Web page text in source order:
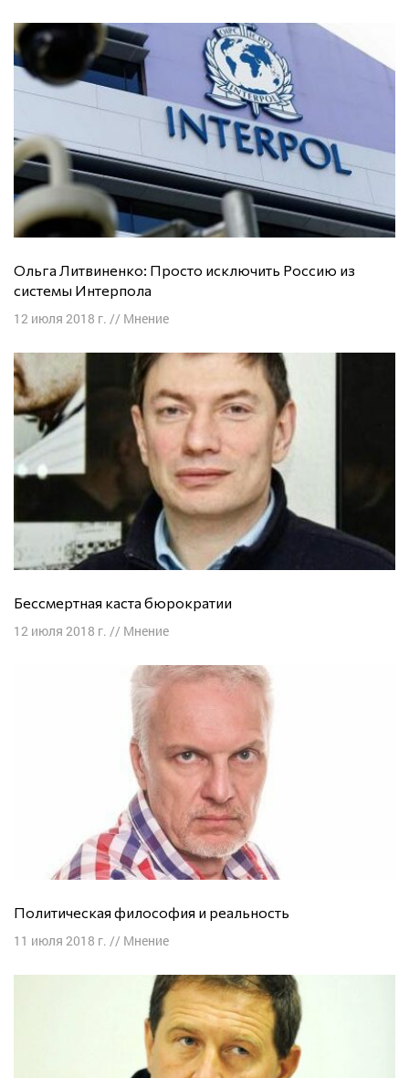
Ольга Литвиненко: Просто исключить Россию из
системы Интерпола
12 июля 2018 г. // Мнение
Бессмертная каста бюрократии
12 июля 2018 г. // Мнение
Политическая философия и реальность
11 июля 2018 г. // Мнение